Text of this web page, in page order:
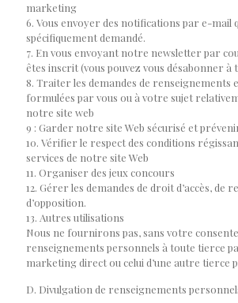
marketing
6. Vous envoyer des notifications par e-mail
spécifiquement demandé.
7. En vous envoyant notre newsletter par
êtes inscrit (vous pouvez vous désabonner à
8. Traiter les demandes de renseignements
formulées par vous ou à votre sujet
notre site web
9 : Garder notre site Web sécurisé et
10. Vérifier le respect des conditions
services de notre site Web
11. Organiser des jeux concours
12. Gérer les demandes de droit d’accès, de
d’opposition.
13. Autres utilisations
Nous ne fournirons pas, sans votre
renseignements personnels à toute tierce
marketing direct ou celui d’une autre tierce
D. Divulgation de renseignements